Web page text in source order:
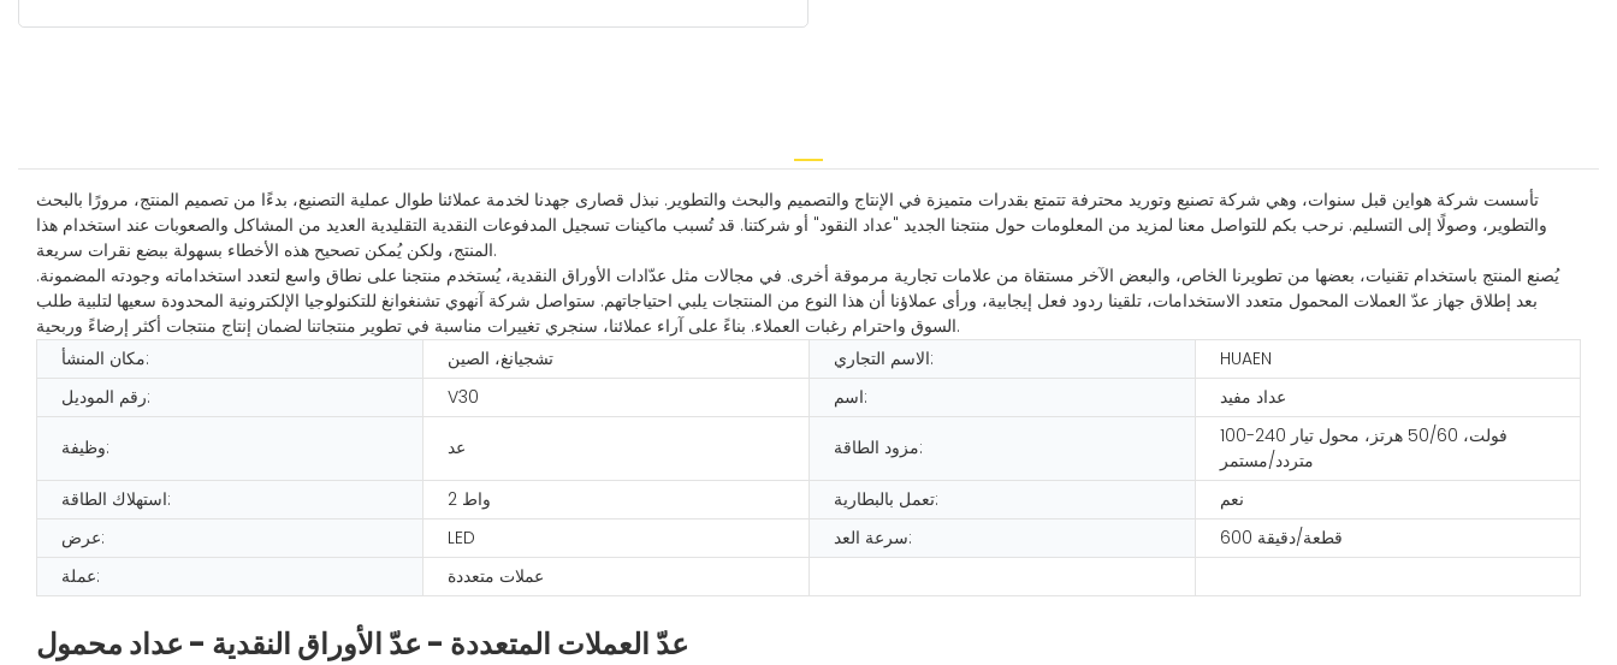
تأسست شركة هواين قبل سنوات، وهي شركة تصنيع وتوريد محترفة تتمتع بقدرات متميزة في الإنتاج والتصميم والبحث والتطوير. نبذل قصارى جهدنا لخدمة عملائنا طوال عملية التصنيع، بدءًا من تصميم المنتج، مرورًا بالبحث
والتطوير، وصولًا إلى التسليم. نرحب بكم للتواصل معنا لمزيد من المعلومات حول منتجنا الجديد "عداد النقود" أو شركتنا. قد تُسبب ماكينات تسجيل المدفوعات النقدية التقليدية العديد من المشاكل والصعوبات عند استخدام هذا
المنتج، ولكن يُمكن تصحيح هذه الأخطاء بسهولة ببضع نقرات سريعة.
يُصنع المنتج باستخدام تقنيات، بعضها من تطويرنا الخاص، والبعض الآخر مستقاة من علامات تجارية مرموقة أخرى. في مجالات مثل عدّادات الأوراق النقدية، يُستخدم منتجنا على نطاق واسع لتعدد استخداماته وجودته المضمونة.
بعد إطلاق جهاز عدّ العملات المحمول متعدد الاستخدامات، تلقينا ردود فعل إيجابية، ورأى عملاؤنا أن هذا النوع من المنتجات يلبي احتياجاتهم. ستواصل شركة آنهوي تشنغوانغ للتكنولوجيا الإلكترونية المحدودة سعيها لتلبية طلب
السوق واحترام رغبات العملاء. بناءً على آراء عملائنا، سنجري تغييرات مناسبة في تطوير منتجاتنا لضمان إنتاج منتجات أكثر إرضاءً وربحية.
مكان المنشأ:
تشجيانغ، الصين الاسم التجاري:
HUAEN
رقم الموديل:
V30 اسم: عداد مفيد
وظيفة: عد مزود الطاقة:
100-240 فولت، 50/60 هرتز، محول تيار
متردد/مستمر
استهلاك الطاقة:
2 واط تعمل بالبطارية:
نعم
عرض:
LED سرعة العد:
600 قطعة/دقيقة
عملة:
عملات متعددة
عدّ العملات المتعددة - عدّ الأوراق النقدية - عداد محمول